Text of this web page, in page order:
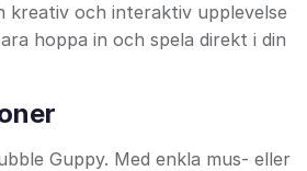
kreativ och interaktiv upplevelse
hoppa in och spela direkt i din
Guppy. Med enkla mus- eller